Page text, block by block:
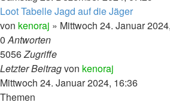
Loot Tabelle Jagd auf die Jäger
von kenoraj » Mittwoch 24. Januar
0Antworten
5056Zugriffe
Letzter Beitragvon kenoraj
Mittwoch 24. Januar 2024, 16:36
Themen